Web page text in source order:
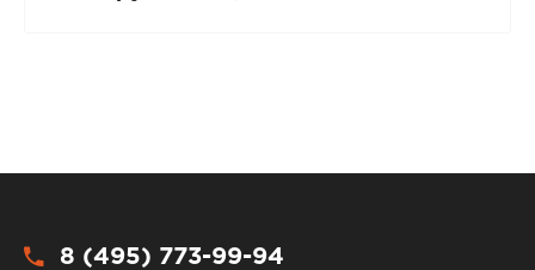
8 (495) 773-99-94